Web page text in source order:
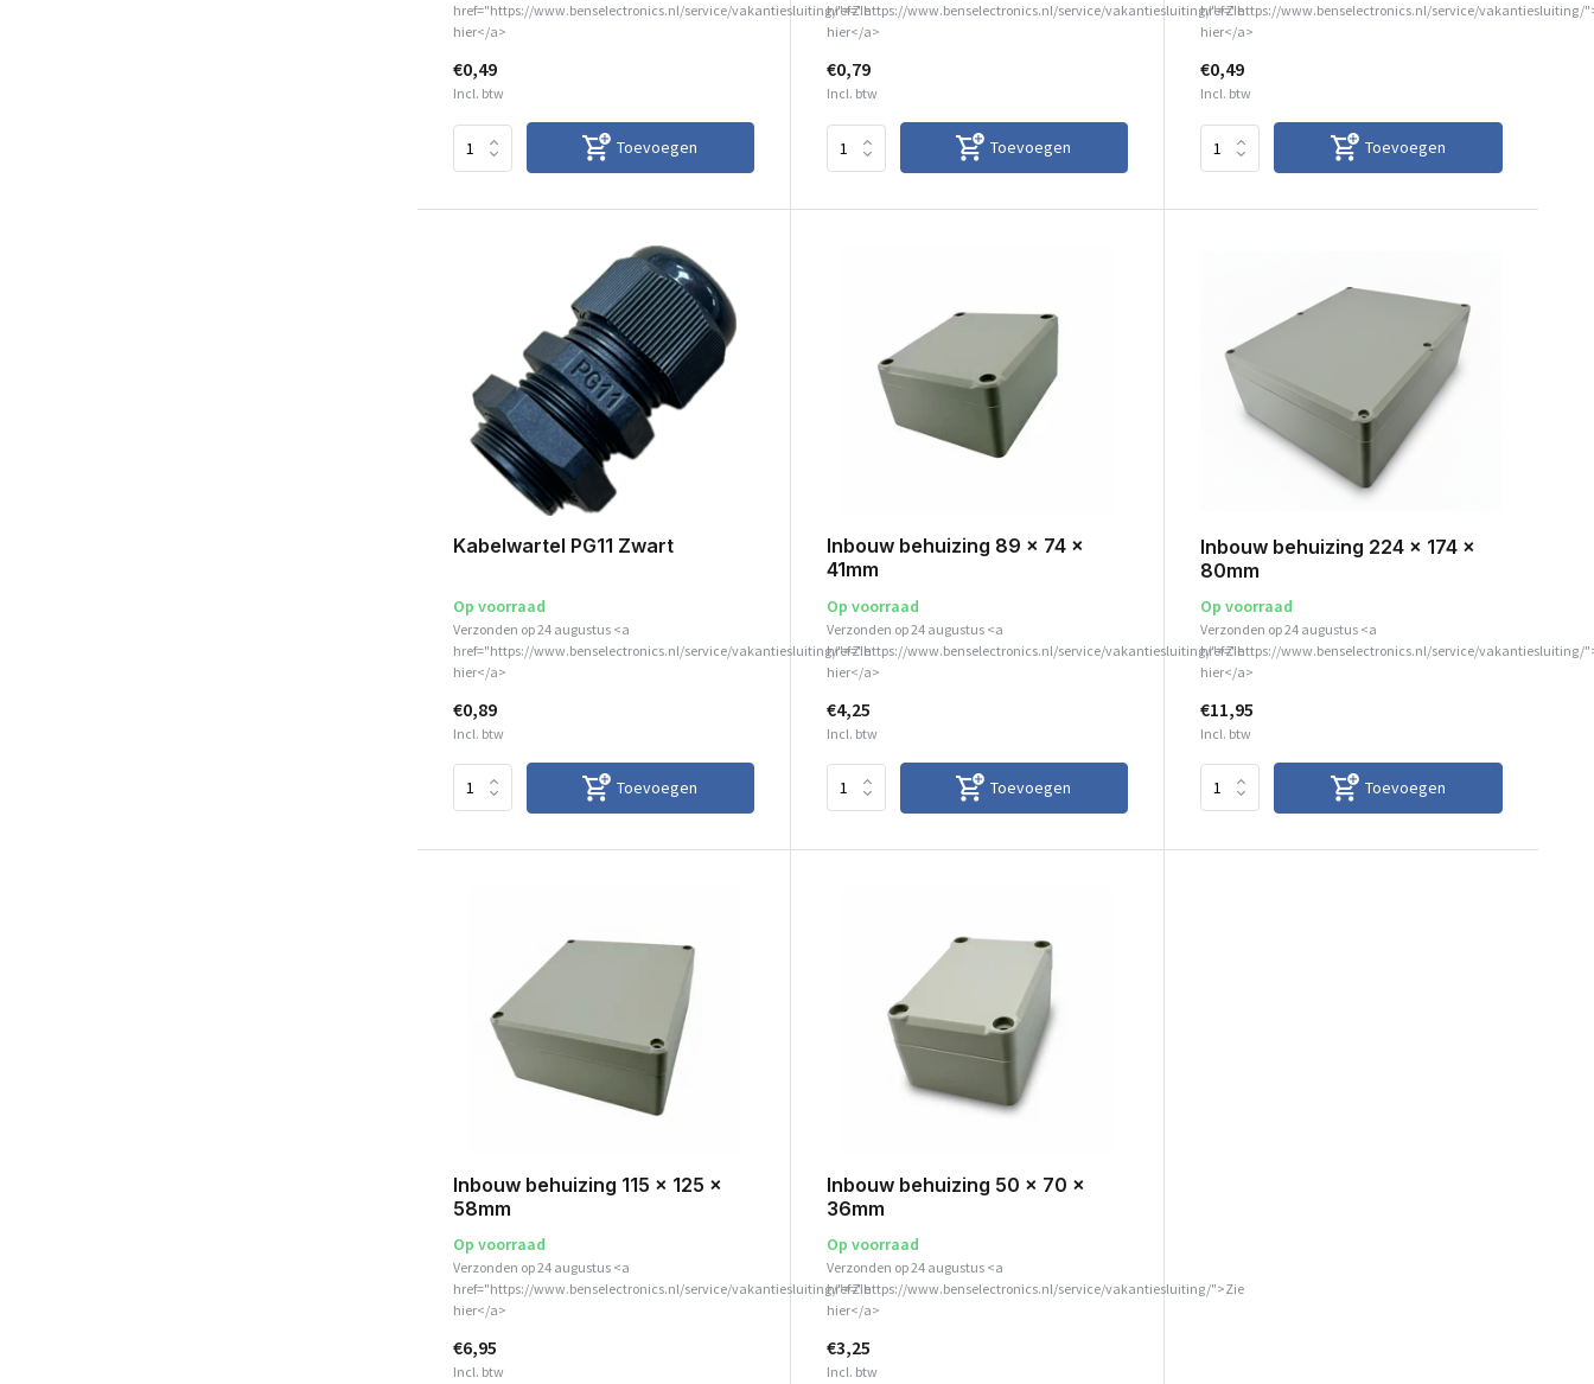
href="https://www.benselectronics.nl/service/vakantiesluiting/">Zie
hier</a>
€0,49
Incl. btw
Toevoegen
href="https://www.benselectronics.nl/service/vakantiesluiting/">Zie
hier</a>
€0,79
Incl. btw
Toevoegen
href="https://www.benselectronics.nl/service/vakantiesluiting/
hier</a>
€0,49
Incl. btw
Toevoegen
Kabelwartel PG11 Zwart
Op voorraad
Verzonden op 24 augustus <a
href="https://www.benselectronics.nl/service/vakantiesluiting/">Zie
hier</a>
€0,89
Incl. btw
Toevoegen
Inbouw behuizing 89 x 74 x
41mm
Op voorraad
Verzonden op 24 augustus <a
href="https://www.benselectronics.nl/service/vakantiesluiting/">Zie
hier</a>
€4,25
Incl. btw
Toevoegen
Inbouw behuizing 224 x 174 x
80mm
Op voorraad
Verzonden op 24 augustus <a
href="https://www.benselectronics.nl/service/vakantiesluiting/
hier</a>
€11,95
Incl. btw
Toevoegen
Inbouw behuizing 115 x 125 x
58mm
Op voorraad
Verzonden op 24 augustus <a
href="https://www.benselectronics.nl/service/vakantiesluiting/">Zie
hier</a>
€6,95
Incl. btw
Inbouw behuizing 50 x 70 x
36mm
Op voorraad
Verzonden op 24 augustus <a
href="https://www.benselectronics.nl/service/vakantiesluiting/">Zie
hier</a>
€3,25
Incl. btw